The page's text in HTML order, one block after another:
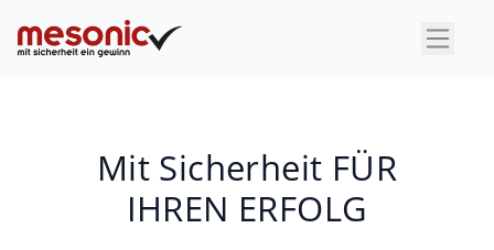
×
Mit Sicherheit FÜR
IHREN ERFOLG